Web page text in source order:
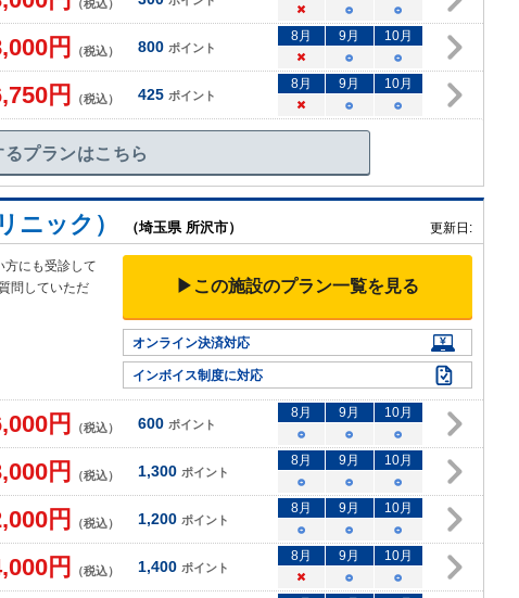
（税込）
×
○ ○
円 （税込） 800 ポイント
8月 9月 10月
×
○ ○
円 （税込） 425 ポイント
8月 9月 10月
×
○ ○
プランはこちら
ニック） （埼玉県 所沢市） 更新日:
方にも受診して
問していただ
▶この施設のプラン一覧を見る
オンライン決済対応
インボイス制度に対応
円 （税込） 600 ポイント
8月 9月 10月
○
○ ○
円 （税込） 1,300 ポイント
8月 9月 10月
○
○ ○
円 （税込） 1,200 ポイント
8月 9月 10月
○
○ ○
円 （税込） 1,400 ポイント
8月 9月 10月
×
○
○